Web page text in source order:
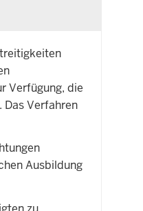
Verfügung, die
Verfahren
Ausbildung